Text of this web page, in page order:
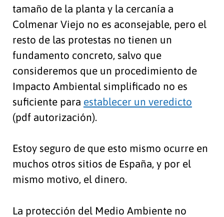
tamaño de la planta y la cercanía a
Colmenar Viejo no es aconsejable, pero el
resto de las protestas no tienen un
fundamento concreto, salvo que
consideremos que un procedimiento de
Impacto Ambiental simplificado no es
suficiente para establecer un veredicto
(pdf autorización).
Estoy seguro de que esto mismo ocurre en
muchos otros sitios de España, y por el
mismo motivo, el dinero.
La protección del Medio Ambiente no